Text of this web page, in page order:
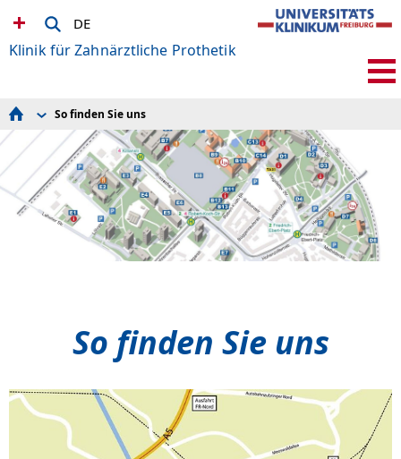
DE
Klinik für Zahnärztliche Prothetik
Startseite
Aktuelles
Patienteninformation
Sprechstunden und Terminvereinbarung
Videosprechstunde
Behandlungsspektrum
Wissenschaft
Unser Team
So finden Sie uns
So finden Sie uns